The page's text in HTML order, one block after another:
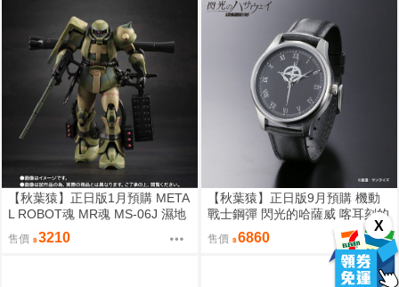
X
【秋葉猿】正日版1月預購 META
L ROBOT魂 MR魂 MS-06J 濕地
帶戰用 薩克 MS MUSEUM
售價 3210
【秋葉猿】正日版9月預購 機動
戰士鋼彈 閃光的哈薩威 喀耳刻的
魔女 MAFTY 手錶 腕時計
售價 6860